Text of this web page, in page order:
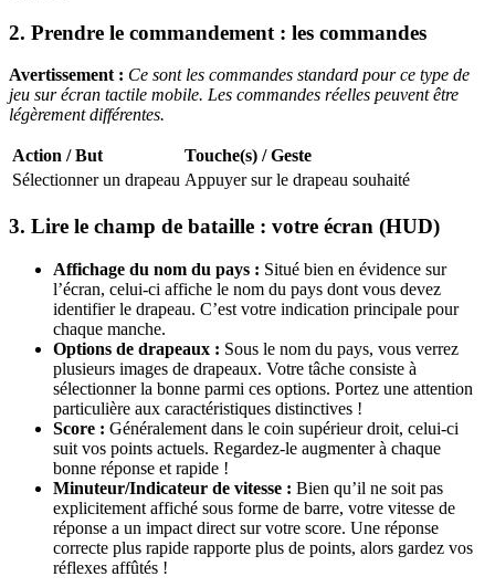
2. Prendre le commandement : les commandes
Avertissement : Ce sont les commandes standard pour ce type de
jeu sur écran tactile mobile. Les commandes réelles peuvent être
légèrement différentes.
Action / But
Touche(s) / Geste
Sélectionner un drapeau Appuyer sur le drapeau souhaité
3. Lire le champ de bataille : votre écran (HUD)
Affichage du nom du pays : Situé bien en évidence sur
l’écran, celui-ci affiche le nom du pays dont vous devez
identifier le drapeau. C’est votre indication principale pour
chaque manche.
Options de drapeaux : Sous le nom du pays, vous verrez
plusieurs images de drapeaux. Votre tâche consiste à
sélectionner la bonne parmi ces options. Portez une attention
particulière aux caractéristiques distinctives !
Score : Généralement dans le coin supérieur droit, celui-ci
suit vos points actuels. Regardez-le augmenter à chaque
bonne réponse et rapide !
Minuteur/Indicateur de vitesse : Bien qu’il ne soit pas
explicitement affiché sous forme de barre, votre vitesse de
réponse a un impact direct sur votre score. Une réponse
correcte plus rapide rapporte plus de points, alors gardez vos
réflexes affûtés !